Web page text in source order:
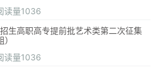
读量1036
生高职高专提前批艺术类第二次征集
读量1036